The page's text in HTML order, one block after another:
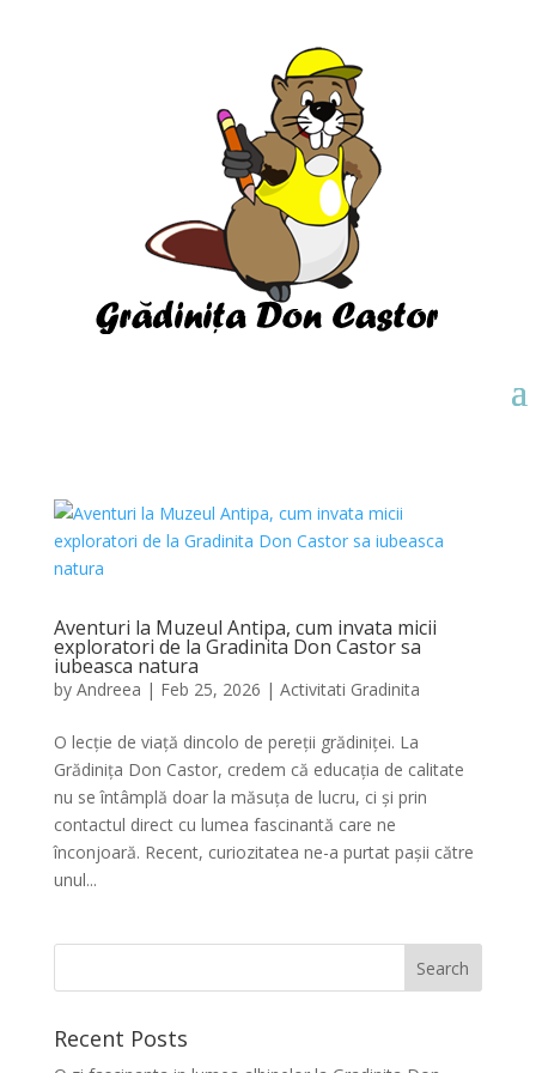
Aventuri la Muzeul Antipa, cum invata micii
exploratori de la Gradinita Don Castor sa
iubeasca natura
by Andreea | Feb 25, 2026 | Activitati Gradinita
O lecție de viață dincolo de pereții grădiniței. La
Grădinița Don Castor, credem că educația de calitate
nu se întâmplă doar la măsuța de lucru, ci și prin
contactul direct cu lumea fascinantă care ne
înconjoară. Recent, curiozitatea ne-a purtat pașii către
unul...
Recent Posts